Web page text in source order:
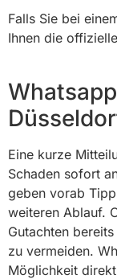
Falls Sie bei
Ihnen die
Eine kurze
Schaden sofort
geben vorab
weiteren Ablauf.
Gutachten
zu vermeiden.
Möglichkeit